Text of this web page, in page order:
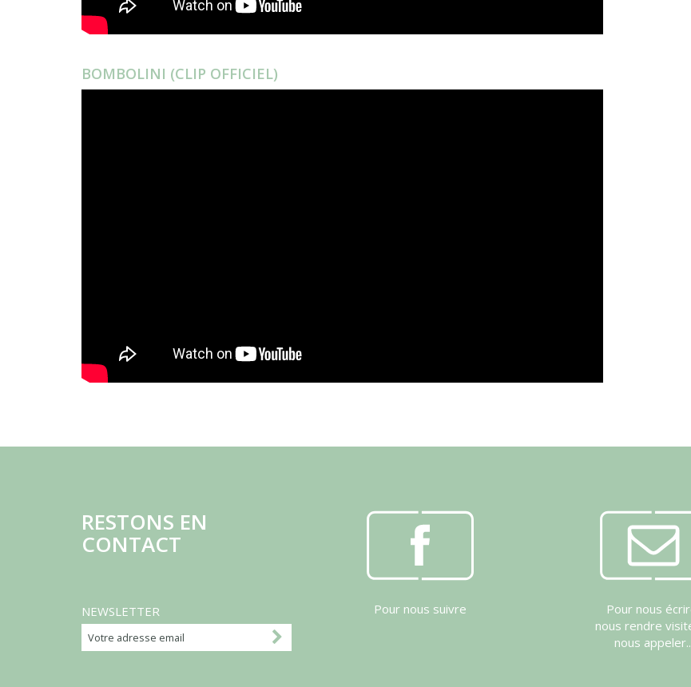
BOMBOLINI (CLIP OFFICIEL)
RESTONS EN
CONTACT
NEWSLETTER Pour nous suivre
Pour nous
nous rendre
nous